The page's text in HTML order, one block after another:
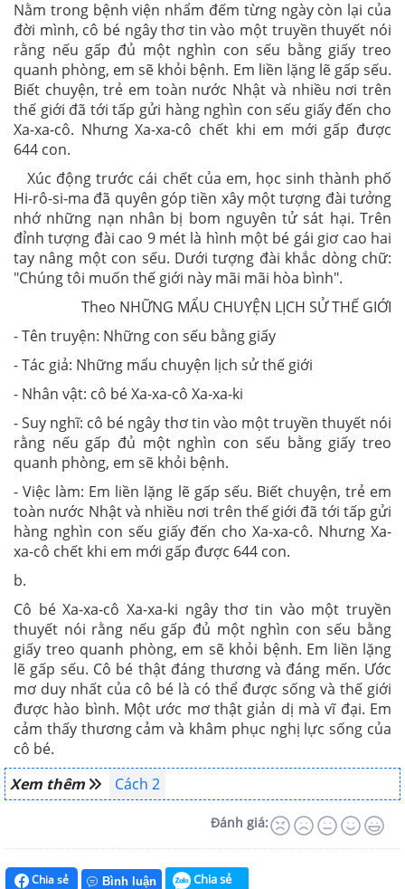
Nằm trong bệnh viện nhẩm đếm từng ngày còn lại của
đời mình, cô bé ngây thơ tin vào một truyền thuyết nói
rằng nếu gấp đủ một nghìn con sếu bằng giấy treo
quanh phòng, em sẽ khỏi bệnh. Em liền lặng lẽ gấp sếu.
Biết chuyện, trẻ em toàn nước Nhật và nhiều nơi trên
thế giới đã tới tấp gửi hàng nghìn con sếu giấy đến cho
Xa-xa-cô. Nhưng Xa-xa-cô chết khi em mới gấp được
644 con.
Xúc động trước cái chết của em, học sinh thành phố
Hi-rô-si-ma đã quyên góp tiền xây một tượng đài tưởng
nhớ những nạn nhân bị bom nguyên tử sát hại. Trên
đỉnh tượng đài cao 9 mét là hình một bé gái giơ cao hai
tay nâng một con sếu. Dưới tượng đài khắc dòng chữ:
"Chúng tôi muốn thế giới này mãi mãi hòa bình".
Theo NHỮNG MẨU CHUYỆN LỊCH SỬ THẾ GIỚI
- Tên truyện: Những con sếu bằng giấy
- Tác giả: Những mẩu chuyện lịch sử thế giới
- Nhân vật: cô bé Xa-xa-cô Xa-xa-ki
- Suy nghĩ: cô bé ngây thơ tin vào một truyền thuyết nói
rằng nếu gấp đủ một nghìn con sếu bằng giấy treo
quanh phòng, em sẽ khỏi bệnh.
- Việc làm: Em liền lặng lẽ gấp sếu. Biết chuyện, trẻ em
toàn nước Nhật và nhiều nơi trên thế giới đã tới tấp gửi
hàng nghìn con sếu giấy đến cho Xa-xa-cô. Nhưng Xa-
xa-cô chết khi em mới gấp được 644 con.
b.
Cô bé Xa-xa-cô Xa-xa-ki ngây thơ tin vào một truyền
thuyết nói rằng nếu gấp đủ một nghìn con sếu bằng
giấy treo quanh phòng, em sẽ khỏi bệnh. Em liền lặng
lẽ gấp sếu. Cô bé thật đáng thương và đáng mến. Ước
mơ duy nhất của cô bé là có thể được sống và thế giới
được hào bình. Một ước mơ thật giản dị mà vĩ đại. Em
cảm thấy thương cảm và khâm phục nghị lực sống của
cô bé.
Xem thêm
Cách 2
Đánh giá:
Chia sẻ Bình luận Chia sẻ